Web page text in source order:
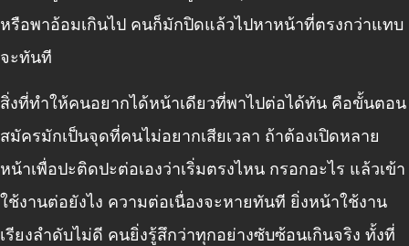
หรือพาอ้อมเกินไป คนก็มักปิดแล้วไปหาหน้าที่ตรงกว่าแทบ
จะทันที
สิ่งที่ทำให้คนอยากได้หน้าเดียวที่พาไปต่อได้ทัน คือขั้นตอน
สมัครมักเป็นจุดที่คนไม่อยากเสียเวลา ถ้าต้องเปิดหลาย
หน้าเพื่อปะติดปะต่อเองว่าเริ่มตรงไหน กรอกอะไร แล้วเข้า
ใช้งานต่อยังไง ความต่อเนื่องจะหายทันที ยิ่งหน้าใช้งาน
เรียงลำดับไม่ดี คนยิ่งรู้สึกว่าทุกอย่างซับซ้อนเกินจริง ทั้งที่